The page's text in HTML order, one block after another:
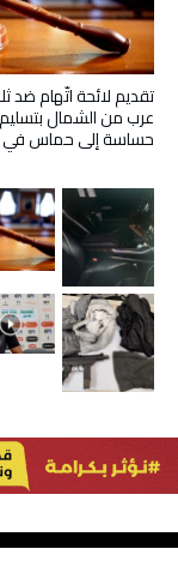
تقديم لائحة اتّهام ضد
عرب من الشمال
حساسة إلى حماس في